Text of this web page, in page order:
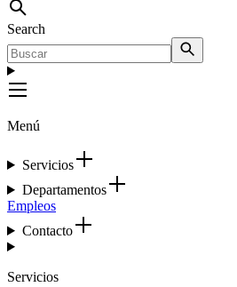
Search
Menú
Servicios
Departamentos
Empleos
Contacto
Servicios